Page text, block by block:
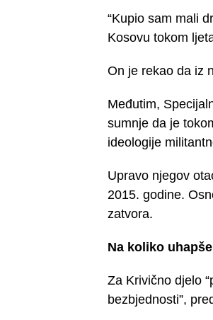
“Kupio sam mali
Kosovu tokom
On je rekao da iz
Međutim,
sumnje da je
ideologije
Upravo njegov
2015. godine.
zatvora.
Na koliko
Za Krivično djelo
bezbjednosti”,